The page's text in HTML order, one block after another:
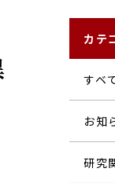
カテ
すベ
お知
研究